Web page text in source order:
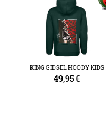
KING GIDSEL HOODY KIDS
49,95€